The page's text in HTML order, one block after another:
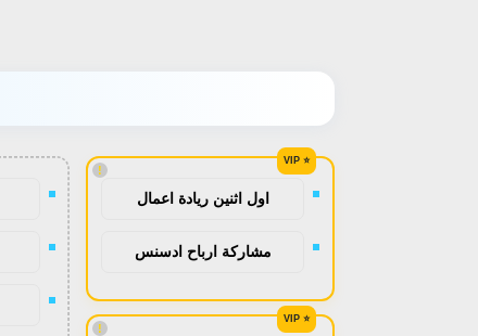
!
اول اثنين ريادة اعمال
مشاركة ارباح ادسنس
!